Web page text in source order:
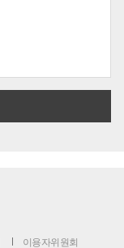
이용자위원회